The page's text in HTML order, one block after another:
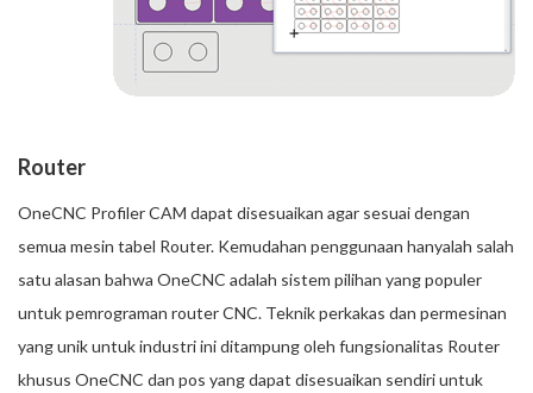
Router
OneCNC Profiler CAM dapat disesuaikan agar sesuai dengan
semua mesin tabel Router. Kemudahan penggunaan hanyalah salah
satu alasan bahwa OneCNC adalah sistem pilihan yang populer
untuk pemrograman router CNC. Teknik perkakas dan permesinan
yang unik untuk industri ini ditampung oleh fungsionalitas Router
khusus OneCNC dan pos yang dapat disesuaikan sendiri untuk